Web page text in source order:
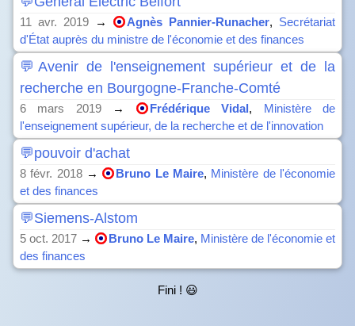
11 avr. 2019 → Agnès Pannier-Runacher, Secrétariat
d'État auprès du ministre de l'économie et des finances
💬Avenir de l'enseignement supérieur et de la
recherche en Bourgogne-Franche-Comté
6 mars 2019→ Frédérique Vidal, Ministère de
l'enseignement supérieur, de la recherche et de l'innovation
💬pouvoir d'achat
8 févr. 2018→ Bruno Le Maire, Ministère de l'économie
et des finances
💬Siemens-Alstom
5 oct. 2017 → Bruno Le Maire, Ministère de l'économie et
des finances
Fini ! 😃